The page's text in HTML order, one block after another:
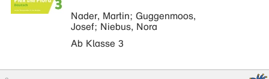
Nader, Martin; Guggenmoos,
Josef; Niebus, Nora
Ab Klasse 3